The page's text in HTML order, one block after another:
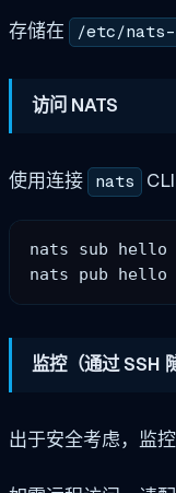
存储在 /etc/
访问 NATS
使用连接 nats
nats sub hello -s
监控（通过 SSH
出于安全考虑，监